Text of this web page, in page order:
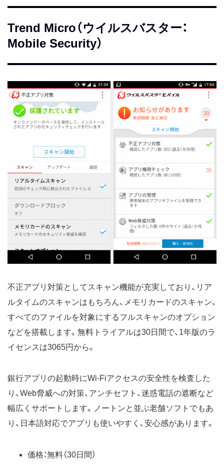
Trend Micro（ウイルスバスター：
Mobile Security）
不正アプリ対策としてスキャン機能が充実しており、リア
ルタイムのスキャンはもちろん、メモリカードのスキャン、
すべてのファイルを対象にするフルスキャンのオプション
などを搭載します。無料トライアルは30日間で、1年版のラ
イセンスは3065円から。
銀行アプリの起動時にWi-Fiアクセスの安全性を検査した
り、Web脅威への対策、アンチセフト、迷惑電話の遮断など
幅広くサポートします。ノートンと並ぶ老舗ソフトでもあ
り、日本語対応でアプリも使いやすく、安心感があります。
価格：無料（30日間）